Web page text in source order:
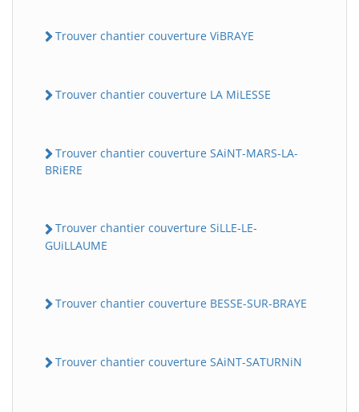
Trouver chantier couverture ViBRAYE
Trouver chantier couverture LA MiLESSE
Trouver chantier couverture SAiNT-MARS-LA-
BRiERE
Trouver chantier couverture SiLLE-LE-
GUiLLAUME
Trouver chantier couverture BESSE-SUR-BRAYE
Trouver chantier couverture SAiNT-SATURNiN